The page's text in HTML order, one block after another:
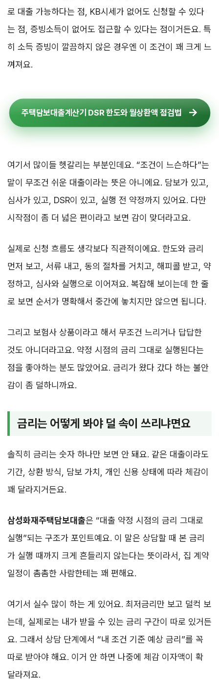
로 대출 가능하다는 점, KB시세가 없어도 신청할 수 있다
는 점, 증빙소득이 없어도 접근할 수 있다는 점이거든요. 특
히 소득 증빙이 깔끔하지 않은 경우엔 이 조건이 꽤 크게 느
껴져요.
주택담보대출계산기 DSR 한도와 월상환액 점검법
여기서 많이들 헷갈리는 부분인데요. “조건이 느슨하다”는
말이 무조건 쉬운 대출이라는 뜻은 아니에요. 담보가 있고,
심사가 있고, DSR이 있고, 실행 전 약정까지 있어요. 다만
시작점이 좀 더 넓은 편이라고 보면 감이 맞더라고요.
실제로 신청 흐름도 생각보다 직관적이에요. 한도와 금리
먼저 보고, 서류 내고, 동의 절차를 거치고, 해피콜 받고, 약
정하고, 심사와 실행으로 이어져요. 복잡해 보이는데 한 줄
로 보면 순서가 명확해서 중간에 놓치지만 않으면 됩니다.
그리고 보험사 상품이라고 해서 무조건 느리거나 답답한
것도 아니더라고요. 약정 시점의 금리 그대로 실행된다는
점을 좋아하는 분도 많았어요. 금리가 왔다 갔다 하는 불안
감이 좀 덜하니까요.
금리는 어떻게 봐야 덜 속이 쓰리냐면요
솔직히 금리는 숫자 하나만 보면 안 돼요. 같은 대출이라도
기간, 상환 방식, 담보 가치, 개인 신용 상태에 따라 체감이
꽤 달라지거든요.
삼성화재주택담보대출은 “대출 약정 시점의 금리 그대로
실행”되는 구조가 포인트예요. 이 말은 상담할 때 본 금리
가 실행 때까지 크게 흔들리지 않는다는 뜻이라서, 집 계약
일정이 촘촘한 사람한테는 꽤 편해요.
여기서 실수 많이 하는 게 있어요. 최저금리만 보고 덜컥 보
는데, 실제로는 내가 받을 수 있는 금리 구간이 따로 있거든
요. 그래서 상담 단계에서 “내 조건 기준 예상 금리”를 꼭
따로 받아야 해요. 이거 안 하면 나중에 체감 이자액이 확
달라져요.